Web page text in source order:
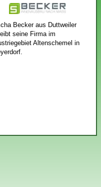
Becker aus Duttweiler
seine Firma im
Altenschemel in